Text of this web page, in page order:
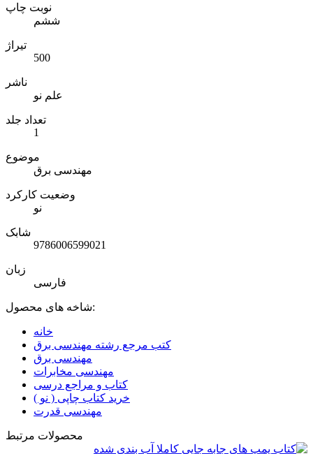
نوبت چاپ
ششم
تیراژ
500
ناشر
علم نو
تعداد جلد
1
موضوع
مهندسی برق
وضعیت کارکرد
نو
شابک
9786006599021
زبان
فارسی
شاخه های محصول:
خانه
کتب مرجع رشته مهندسی برق
مهندسی برق
مهندسی مخابرات
کتاب و مراجع درسی
خرید کتاب چاپی ( نو )
مهندسی قدرت
محصولات مرتبط